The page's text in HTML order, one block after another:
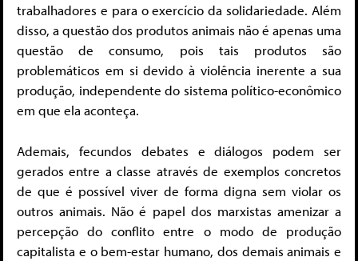
trabalhadores e para o exercício da solidariedade. Além
disso, a questão dos produtos animais não é apenas uma
questão de consumo, pois tais produtos são
problemáticos em si devido à violência inerente a sua
produção, independente do sistema político-econômico
em que ela aconteça.
Ademais, fecundos debates e diálogos podem ser
gerados entre a classe através de exemplos concretos
de que é possível viver de forma digna sem violar os
outros animais. Não é papel dos marxistas amenizar a
percepção do conflito entre o modo de produção
capitalista e o bem-estar humano, dos demais animais e